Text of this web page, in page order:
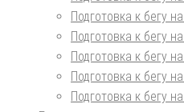
Подготовка к бегу
Подготовка к бегу
Подготовка к бегу
Подготовка к бегу
Подготовка к бегу